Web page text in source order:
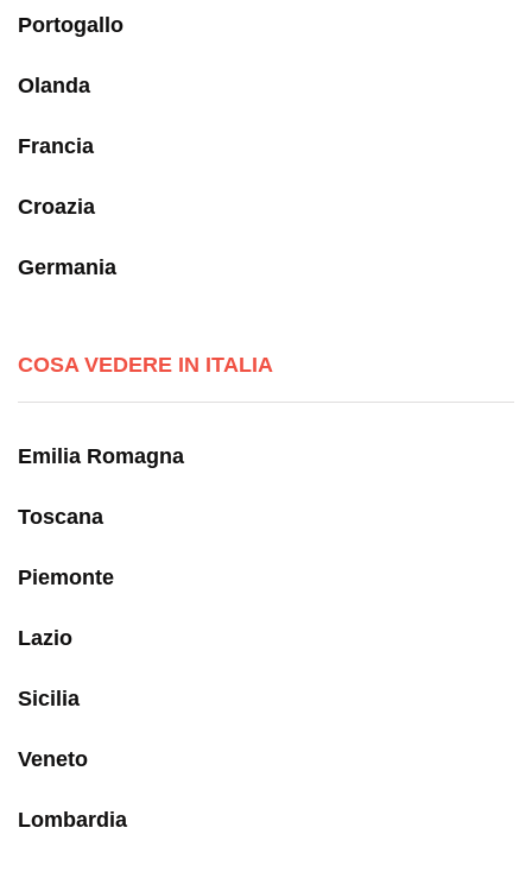
Portogallo
Olanda
Francia
Croazia
Germania
COSA VEDERE IN ITALIA
Emilia Romagna
Toscana
Piemonte
Lazio
Sicilia
Veneto
Lombardia